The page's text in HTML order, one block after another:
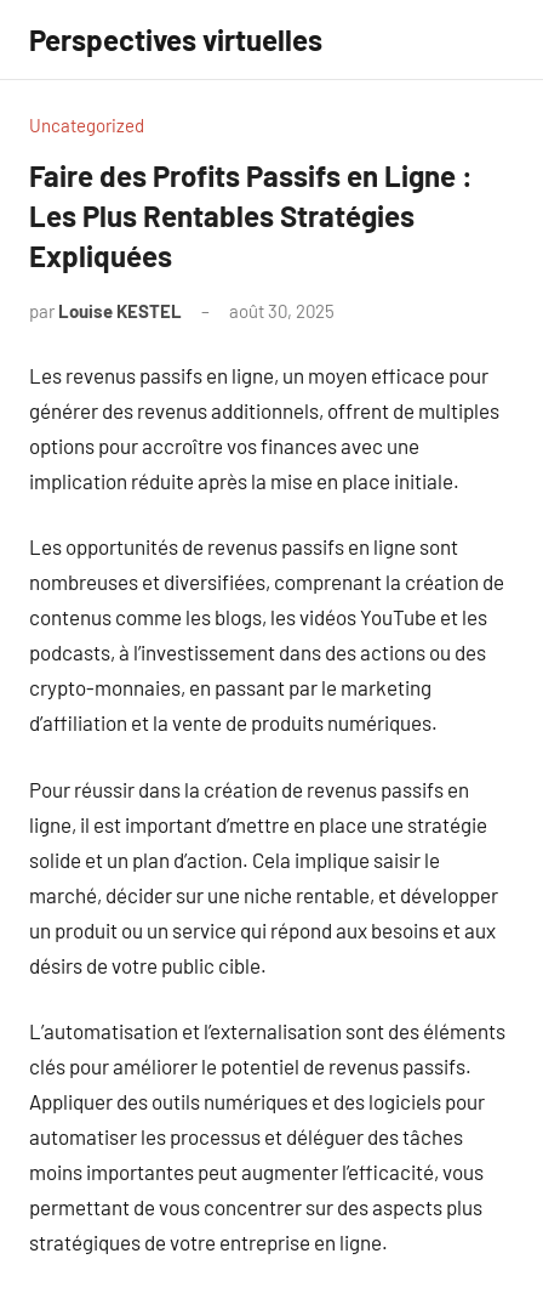
contenu
Perspectives virtuelles
Uncategorized
Faire des Profits Passifs en Ligne :
Les Plus Rentables Stratégies
Expliquées
par Louise KESTEL août 30, 2025
Les revenus passifs en ligne, un moyen efficace pour
générer des revenus additionnels, offrent de multiples
options pour accroître vos finances avec une
implication réduite après la mise en place initiale.
Les opportunités de revenus passifs en ligne sont
nombreuses et diversifiées, comprenant la création de
contenus comme les blogs, les vidéos YouTube et les
podcasts, à l’investissement dans des actions ou des
crypto-monnaies, en passant par le marketing
d’affiliation et la vente de produits numériques.
Pour réussir dans la création de revenus passifs en
ligne, il est important d’mettre en place une stratégie
solide et un plan d’action. Cela implique saisir le
marché, décider sur une niche rentable, et développer
un produit ou un service qui répond aux besoins et aux
désirs de votre public cible.
L’automatisation et l’externalisation sont des éléments
clés pour améliorer le potentiel de revenus passifs.
Appliquer des outils numériques et des logiciels pour
automatiser les processus et déléguer des tâches
moins importantes peut augmenter l’efficacité, vous
permettant de vous concentrer sur des aspects plus
stratégiques de votre entreprise en ligne.